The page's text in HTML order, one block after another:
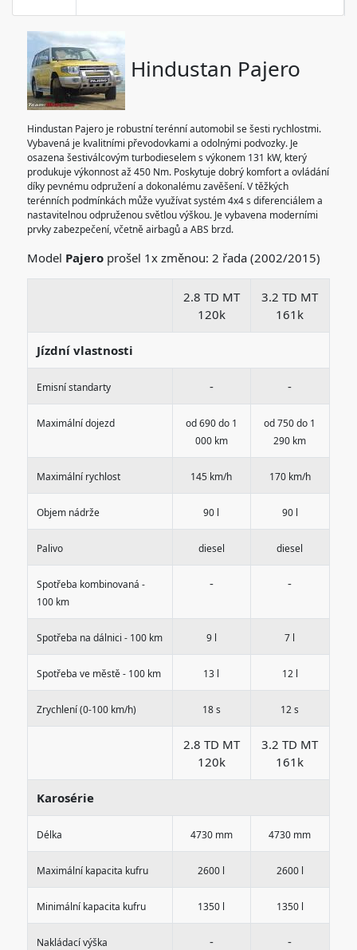
Hindustan Pajero
Hindustan Pajero je robustní terénní automobil se šesti rychlostmi.
Vybavená je kvalitními převodovkami a odolnými podvozky. Je
osazena šestiválcovým turbodieselem s výkonem 131 kW, který
produkuje výkonnost až 450 Nm. Poskytuje dobrý komfort a ovládání
díky pevnému odpružení a dokonalému zavěšení. V těžkých
terénních podmínkách může využívat systém 4x4 s diferenciálem a
nastavitelnou odpruženou světlou výškou. Je vybavena moderními
prvky zabezpečení, včetně airbagů a ABS brzd.
Model Pajeroprošel 1x změnou: 2 řada (2002/2015)
2.8 TD MT
120k
3.2 TD MT
161k
Jízdní vlastnosti
Emisní standarty - -
Maximální dojezd
od 690 do 1
000 km
od 750 do 1
290 km
Maximální rychlost 145 km/h 170 km/h
Objem nádrže 90 l 90 l
Palivo diesel diesel
Spotřeba kombinovaná -
100 km
- -
Spotřeba na dálnici - 100 km 9 l 7 l
Spotřeba ve městě - 100 km 13 l 12 l
Zrychlení (0-100 km/h) 18 s 12 s
2.8 TD MT
120k
3.2 TD MT
161k
Karosérie
Délka 4730 mm 4730 mm
Maximální kapacita kufru 2600 l 2600 l
Minimální kapacita kufru 1350 l 1350 l
Nakládací výška - -